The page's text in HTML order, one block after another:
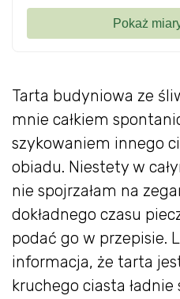
Tarta budyniowa ze
mnie całkiem
szykowaniem innego
obiadu. Niestety w
nie spojrzałam na
dokładnego czasu
podać go w przepisie.
informacja, że tarta
kruchego ciasta